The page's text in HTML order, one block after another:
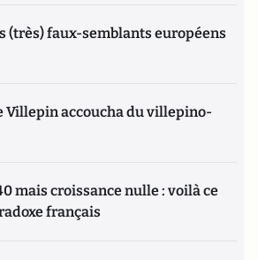
(très) faux-semblants européens
Villepin accoucha du villepino-
mais croissance nulle : voilà ce
français